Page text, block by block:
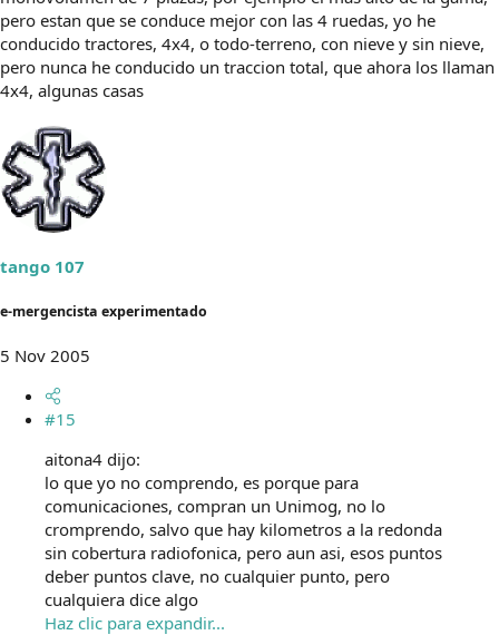
pero estan que se conduce mejor con las 4 ruedas, yo he
conducido tractores, 4x4, o todo-terreno, con nieve y sin nieve,
pero nunca he conducido un traccion total, que ahora los llaman
4x4, algunas casas
tango 107
e-mergencista experimentado
5 Nov 2005
#15
aitona4 dijo:
lo que yo no comprendo, es porque para
comunicaciones, compran un Unimog, no lo
cromprendo, salvo que hay kilometros a la redonda
sin cobertura radiofonica, pero aun asi, esos puntos
deber puntos clave, no cualquier punto, pero
cualquiera dice algo
Haz clic para expandir...